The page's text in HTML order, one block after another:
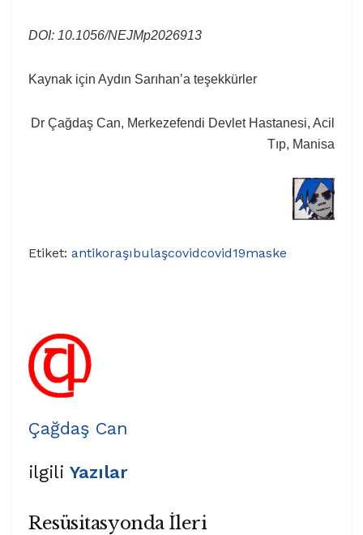
DOI: 10.1056/NEJMp2026913
Kaynak için Aydın Sarıhan’a teşekkürler
Dr Çağdaş Can, Merkezefendi Devlet Hastanesi, Acil
Tıp, Manisa
Etiket: antikoraşıbulaşcovidcovid19maske
Çağdaş Can
ilgili Yazılar
Resüsitasyonda İleri